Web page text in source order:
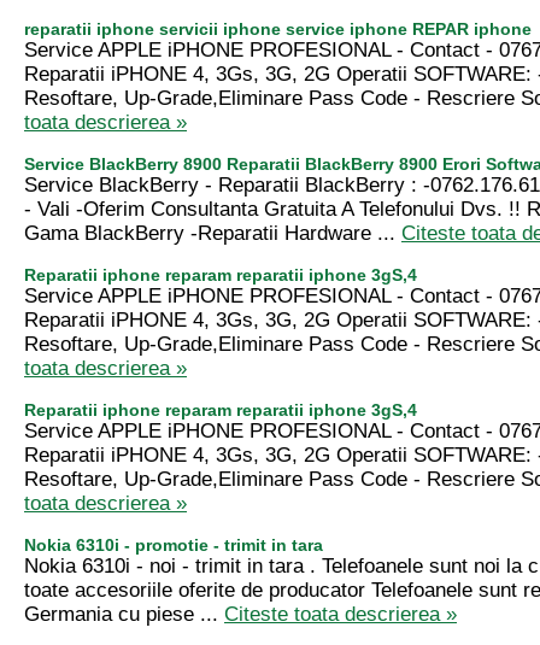
reparatii iphone servicii iphone service iphone REPAR iphone
Service APPLE iPHONE PROFESIONAL - Contact -
Reparatii iPHONE 4, 3Gs, 3G, 2G Operatii SOFTWARE:
Resoftare, Up-Grade,Eliminare Pass Code - Rescriere
toata descrierea »
Service BlackBerry 8900 Reparatii BlackBerry 8900 Erori
Service BlackBerry - Reparatii BlackBerry : -
- Vali -Oferim Consultanta Gratuita A Telefonului Dvs. !!
Gama BlackBerry -Reparatii Hardware ... Citeste toata
Reparatii iphone reparam reparatii iphone 3gS,4
Service APPLE iPHONE PROFESIONAL - Contact -
Reparatii iPHONE 4, 3Gs, 3G, 2G Operatii SOFTWARE:
Resoftare, Up-Grade,Eliminare Pass Code - Rescriere
toata descrierea »
Reparatii iphone reparam reparatii iphone 3gS,4
Service APPLE iPHONE PROFESIONAL - Contact -
Reparatii iPHONE 4, 3Gs, 3G, 2G Operatii SOFTWARE:
Resoftare, Up-Grade,Eliminare Pass Code - Rescriere
toata descrierea »
Nokia 6310i - promotie - trimit in tara
Nokia 6310i - noi - trimit in tara . Telefoanele sunt noi la
toate accesoriile oferite de producator Telefoanele sunt
Germania cu piese ... Citeste toata descrierea »